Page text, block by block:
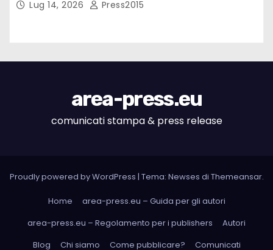
Lug 14, 2026 Press2015
area-press.eu
comunicati stampa & press release
Proudly powered by WordPress | Tema: Newses di Themeansar.
Home
area-press.eu – Guida per gli autori
area-press.eu – Regolamento per i publishers
Autori
Blog
Chi siamo Come pubblicare? Comunicati